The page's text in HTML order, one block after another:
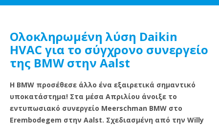
Ολοκληρωμένη λύση Daikin
HVAC για το σύγχρονο συνεργείο
της BMW στην Aalst
Η BMW προσέθεσε άλλο ένα εξαιρετικά σημαντικό
υποκατάστημα! Στα μέσα Απριλίου άνοιξε το
εντυπωσιακό συνεργείο Meerschman BMW στο
Erembodegem στην Aalst. Σχεδιασμένη από την Willy